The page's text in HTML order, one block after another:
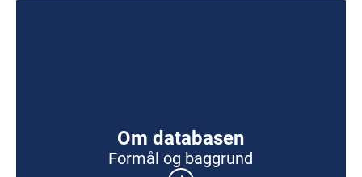
Om databasen
Formål og baggrund